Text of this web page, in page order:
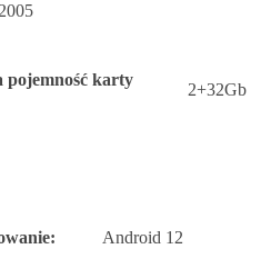
pojemność karty
2+32Gb
Android 12